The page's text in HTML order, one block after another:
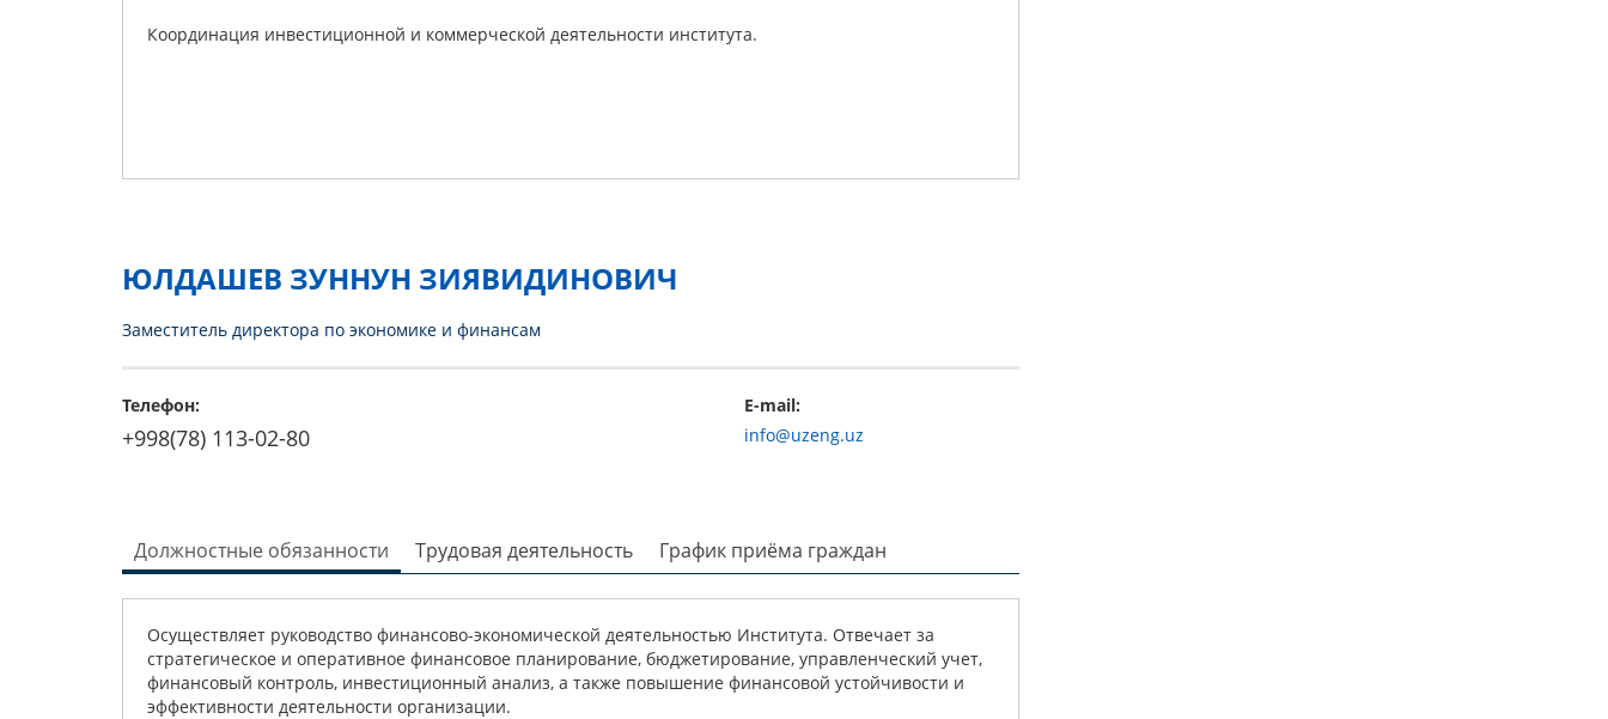
Координация инвестиционной и коммерческой деятельности института.
ЮЛДАШЕВ ЗУННУН ЗИЯВИДИНОВИЧ
Заместитель директора по экономике и финансам
Телефон:
+998(78) 113-02-80
E-mail:
info@uzeng.uz
Должностные обязанности Трудовая деятельность График приёма граждан
Осуществляет руководство финансово-экономической деятельностью Института. Отвечает за
стратегическое и оперативное финансовое планирование, бюджетирование, управленческий учет,
финансовый контроль, инвестиционный анализ, а также повышение финансовой устойчивости и
эффективности деятельности организации.